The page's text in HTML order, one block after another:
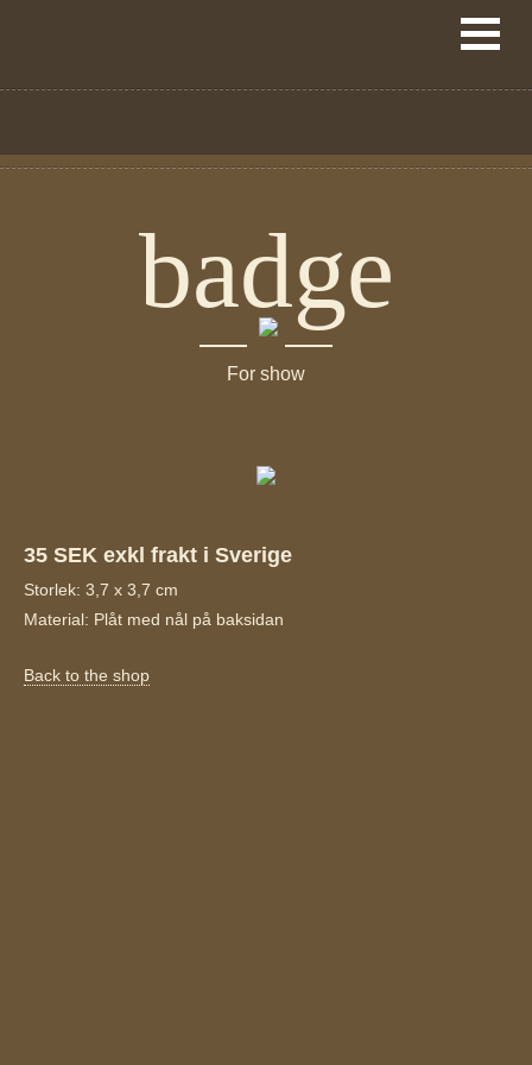
badge
For show
35 SEK exkl frakt i Sverige
Storlek: 3,7 x 3,7 cm
Material: Plåt med nål på baksidan
Back to the shop